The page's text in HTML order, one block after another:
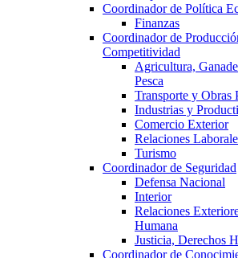
Coordinador de Política
Finanzas
Coordinador de
Competitividad
Agricultura,
Pesca
Transporte y Obras
Industrias y
Comercio Exterior
Relaciones
Turismo
Coordinador de Seguridad
Defensa Nacional
Interior
Relaciones
Humana
Justicia, Derechos
Coordinador de